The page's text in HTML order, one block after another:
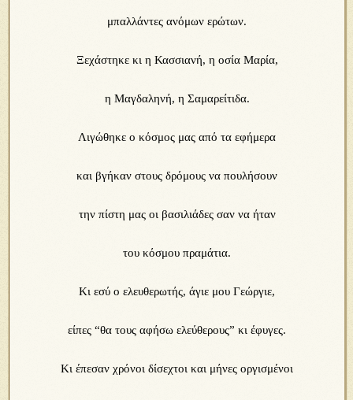
μπαλλάντες ανόμων ερώτων.
Ξεχάστηκε κι η Κασσιανή, η οσία Μαρία,
η Μαγδαληνή, η Σαμαρείτιδα.
Λιγώθηκε ο κόσμος μας από τα εφήμερα
και βγήκαν στους δρόμους να πουλήσουν
την πίστη μας οι βασιλιάδες σαν να ήταν
του κόσμου πραμάτια.
Κι εσύ ο ελευθερωτής, άγιε μου Γεώργιε,
είπες “θα τους αφήσω ελεύθερους” κι έφυγες.
Κι έπεσαν χρόνοι δίσεχτοι και μήνες οργισμένοι